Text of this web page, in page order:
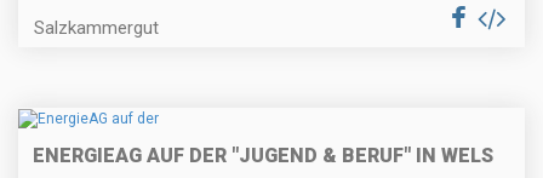
Salzkammergut
ENERGIEAG AUF DER "JUGEND & BERUF" IN WELS